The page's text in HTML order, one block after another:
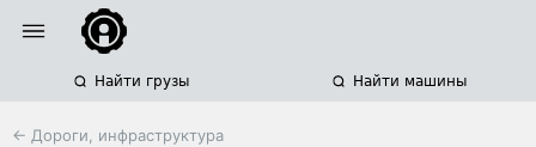
Найти грузы Найти машины
← Дороги, инфраструктура